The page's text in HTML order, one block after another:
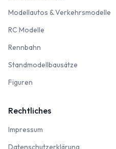
Modellautos & Verkehrsmodelle
RC Modelle
Rennbahn
Standmodellbausätze
Figuren
Rechtliches
Impressum
Datenschutzerklärung